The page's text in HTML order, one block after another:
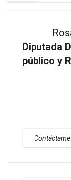
Diputada
público y
Contáctame